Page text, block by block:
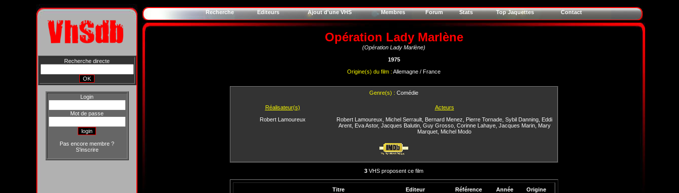
Recherche directe
Login
Mot de passe
Pas encore membre ?
S'inscrire
Recherche Editeurs Ajout d'une VHS Membres Forum Stats Top Jaquettes Contact
Opération Lady Marlène
(Opération Lady Marlène)
1975
Origine(s) du film : Allemagne / France
Genre(s) : Comédie
Réalisateur(s)
Robert Lamoureux
Acteurs
Robert Lamoureux
Michel Serrault Bernard Menez Pierre Tornade Sybil Danning Eddi
Arent, Eva Astor, Jacques Balutin, Guy Grosso, Corinne Lahaye, Jacques Marin, Mary
Marquet Michel Modo
3 VHS proposent ce film
Titre Editeur Référence Année Origine